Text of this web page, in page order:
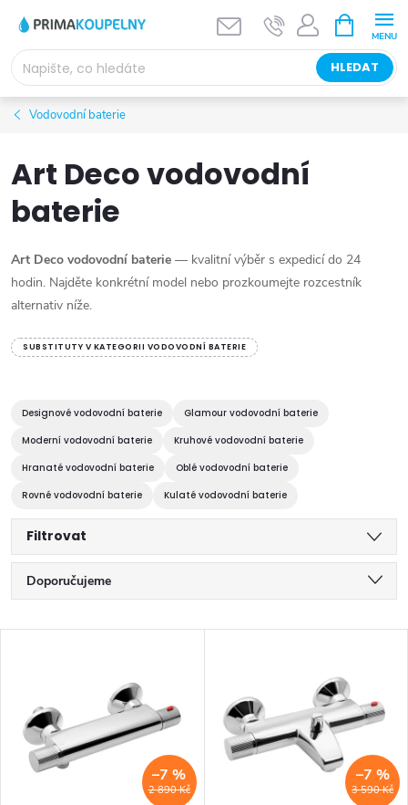
obsah
HLEDAT
NÁKUPNÍ
KOŠÍK
Vodovodní baterie
Art Deco vodovodní
baterie
Art Deco vodovodní baterie — kvalitní výběr s expedicí do 24
hodin. Najděte konkrétní model nebo prozkoumejte rozcestník
alternativ níže.
SUBSTITUTY V KATEGORII VODOVODNÍ BATERIE
Designové vodovodní baterie
Glamour vodovodní baterie
Moderní vodovodní baterie
Kruhové vodovodní baterie
Hranaté vodovodní baterie
Oblé vodovodní baterie
Rovné vodovodní baterie
Kulaté vodovodní baterie
Filtrovat
Ř
a
n
Doporučujeme
Nejprodávanější
Abecedně
p
2 890 Kč
–7 %
3 590 Kč
–7 %